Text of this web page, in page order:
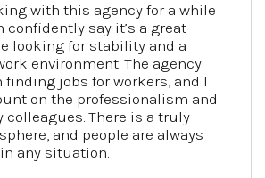
with this agency for a while
confidently say it’s a great
looking for stability and a
environment. The agency
jobs for workers, and I
on the professionalism and
colleagues. There is a truly
and people are always
any situation.